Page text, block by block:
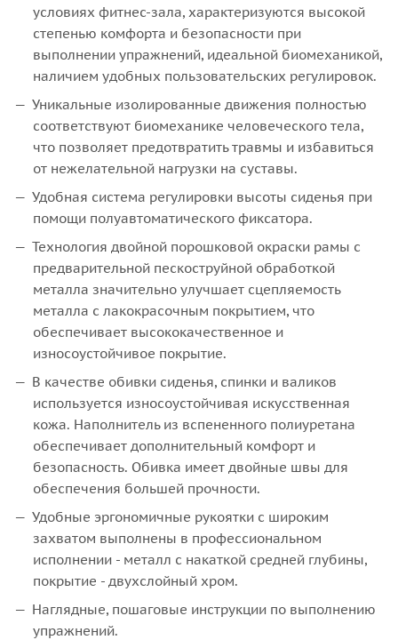
условиях фитнес-зала, характеризуются высокой
степенью комфорта и безопасности при
выполнении упражнений, идеальной биомеханикой,
наличием удобных пользовательских регулировок.
Уникальные изолированные движения полностью
соответствуют биомеханике человеческого тела,
что позволяет предотвратить травмы и избавиться
от нежелательной нагрузки на суставы.
Удобная система регулировки высоты сиденья при
помощи полуавтоматического фиксатора.
Технология двойной порошковой окраски рамы с
предварительной пескоструйной обработкой
металла значительно улучшает сцепляемость
металла с лакокрасочным покрытием, что
обеспечивает высококачественное и
износоустойчивое покрытие.
В качестве обивки сиденья, спинки и валиков
используется износоустойчивая искусственная
кожа. Наполнитель из вспененного полиуретана
обеспечивает дополнительный комфорт и
безопасность. Обивка имеет двойные швы для
обеспечения большей прочности.
Удобные эргономичные рукоятки с широким
захватом выполнены в профессиональном
исполнении - металл с накаткой средней глубины,
покрытие - двухслойный хром.
Наглядные, пошаговые инструкции по выполнению
упражнений.